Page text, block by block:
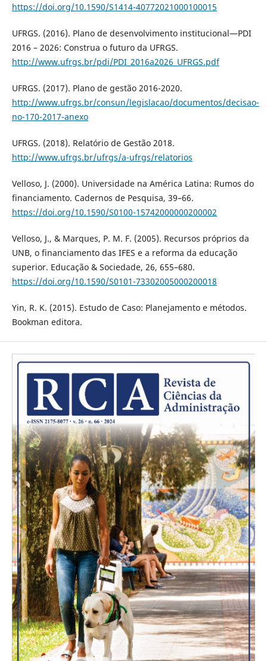
https://doi.org/10.1590/S1414-40772021000100015
UFRGS. (2016). Plano de desenvolvimento institucional—PDI
2016 – 2026: Construa o futuro da UFRGS.
http://www.ufrgs.br/pdi/PDI_2016a2026_UFRGS.pdf
UFRGS. (2017). Plano de gestão 2016-2020.
http://www.ufrgs.br/consun/legislacao/documentos/decisao-
no-170-2017-anexo
UFRGS. (2018). Relatório de Gestão 2018.
http://www.ufrgs.br/ufrgs/a-ufrgs/relatorios
Velloso, J. (2000). Universidade na América Latina: Rumos do
financiamento. Cadernos de Pesquisa, 39–66.
https://doi.org/10.1590/S0100-15742000000200002
Velloso, J., & Marques, P. M. F. (2005). Recursos próprios da
UNB, o financiamento das IFES e a reforma da educação
superior. Educação & Sociedade, 26, 655–680.
https://doi.org/10.1590/S0101-73302005000200018
Yin, R. K. (2015). Estudo de Caso: Planejamento e métodos.
Bookman editora.